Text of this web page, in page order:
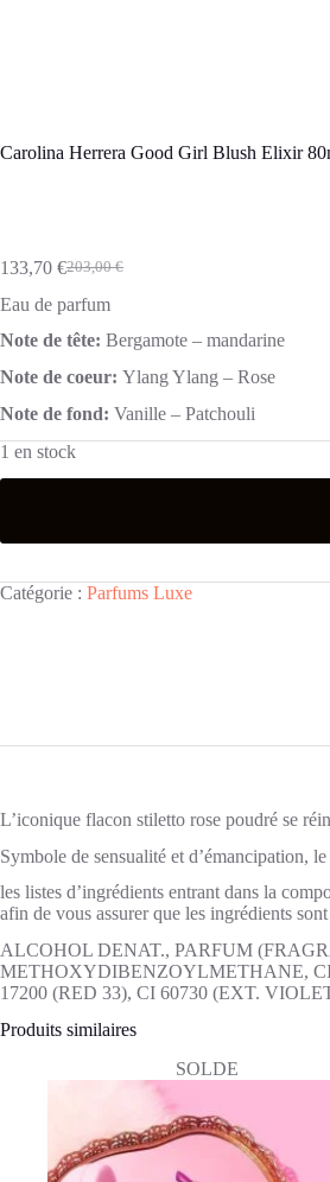
Carolina Herrera Good Girl Blush Elixir
203,00€
Le
prix
initial
était :
133,70 €Le
prix
actuel
est :
Eau de parfum
Note de tête: Bergamote – mandarine
Note de coeur: Ylang Ylang – Rose
Note de fond: Vanille – Patchouli
1 en stock
Catégorie : Parfums Luxe
L’iconique flacon stiletto rose poudré se
Symbole de sensualité et d’émancipation,
les listes d’ingrédients entrant dans la
afin de vous assurer que les ingrédients
ALCOHOL DENAT., PARFUM
METHOXYDIBENZOYLMETHANE,
17200 (RED 33), CI 60730 (EXT.
Produits similaires
SOLDE